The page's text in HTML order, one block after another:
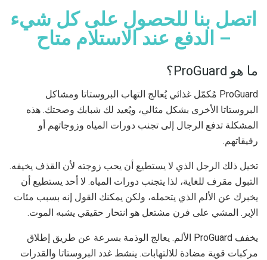
اتصل بنا للحصول على كل شيء
– الدفع عند الاستلام متاح
ما هو ProGuard؟
ProGuard مُكمّل غذائي يُعالج التهاب البروستاتا ومشاكل
البروستاتا الأخرى بشكل مثالي، ويُعيد لك شبابك وصحتك. هذه
المشكلة تدفع الرجال إلى تجنب دورات المياه وزوجاتهم أو
رفيقاتهم.
تخيل ذلك الرجل الذي لا يستطيع أن يحب زوجته لأن القذف يخيفه.
التبول مقرف للغاية، لذا يتجنب دورات المياه. لا أحد يستطيع أن
يخبرك عن الألم الذي يتحمله، ولكن يمكنك القول إنه بسبب مئات
الإبر. المشي على فرن مشتعل هو انتحار حقيقي يشبه الموت.
يخفف ProGuard الألم. يعالج الوذمة بسرعة عن طريق إطلاق
مركبات قوية مضادة للالتهابات. ينشط غدد البروستاتا والقدرات